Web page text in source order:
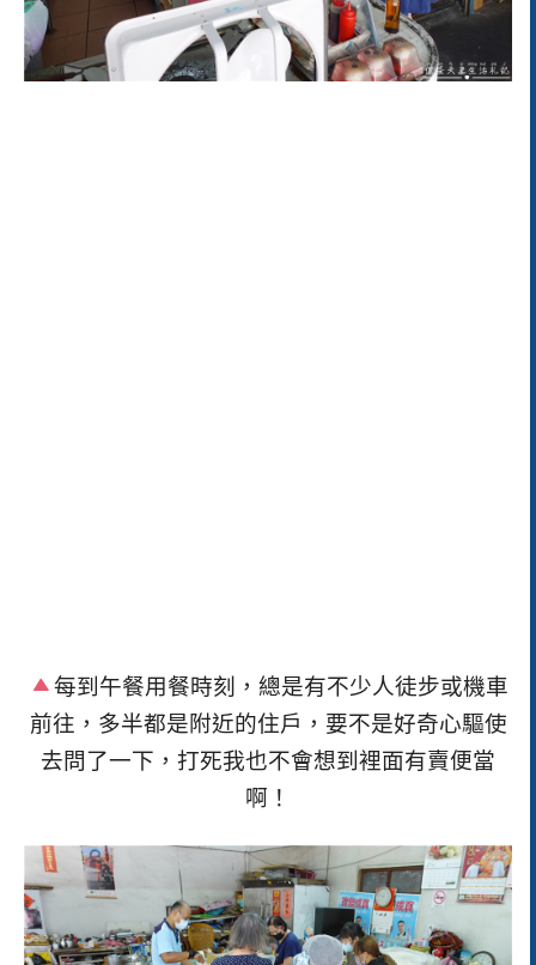
每到午餐用餐時刻，總是有不少人徒步或機車
前往，多半都是附近的住戶，要不是好奇心驅使
去問了一下，打死我也不會想到裡面有賣便當
啊！